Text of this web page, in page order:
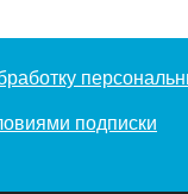
подписки